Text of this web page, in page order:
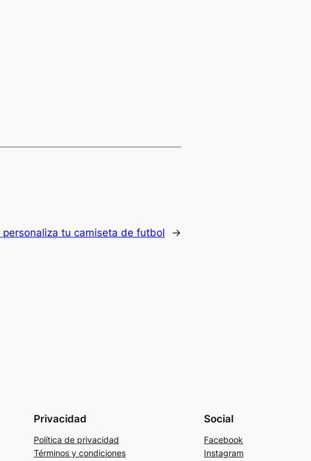
personaliza tu camiseta de futbol →
Privacidad
Política de privacidad
Términos y condiciones
Social
Facebook
Instagram